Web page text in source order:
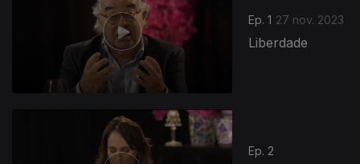
Ep. 1 27 nov. 2023
Liberdade
Ep. 2